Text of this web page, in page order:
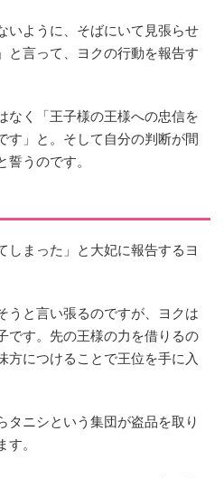
いように、そばにいて見張らせ
と言って、ヨクの行動を報告す
なく「王子様の王様への忠信を
す」と。そして自分の判断が間
うのです。
しまった」と大妃に報告するヨ
うと言い張るのですが、ヨクは
です。先の王様の力を借りるの
方につけることで王位を手に入
タニシという集団が盗品を取り
。